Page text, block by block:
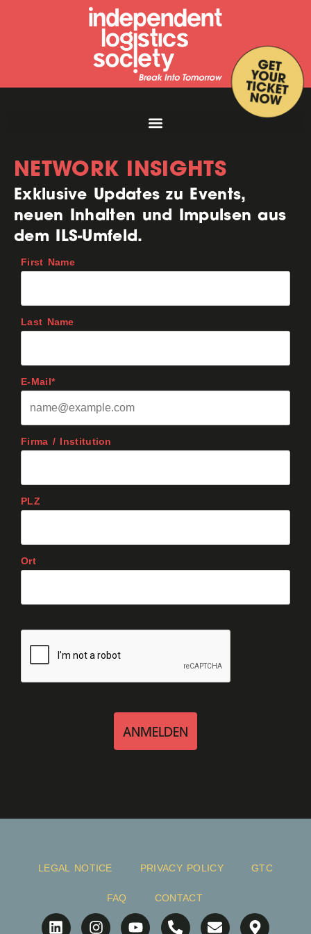
NETWORK INSIGHTS
Exklusive Updates zu Events,
neuen Inhalten und Impulsen aus
dem ILS-Umfeld.
First Name
Last Name
E-Mail*
Firma / Institution
PLZ
Ort
ANMELDEN
LEGAL NOTICE PRIVACY POLICY GTC
FAQ CONTACT